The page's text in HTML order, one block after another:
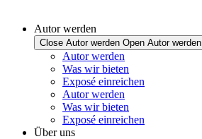
Autor werden
Close Autor werden Open Autor werden
Autor werden
Was wir bieten
Exposé einreichen
Autor werden
Was wir bieten
Exposé einreichen
Über uns